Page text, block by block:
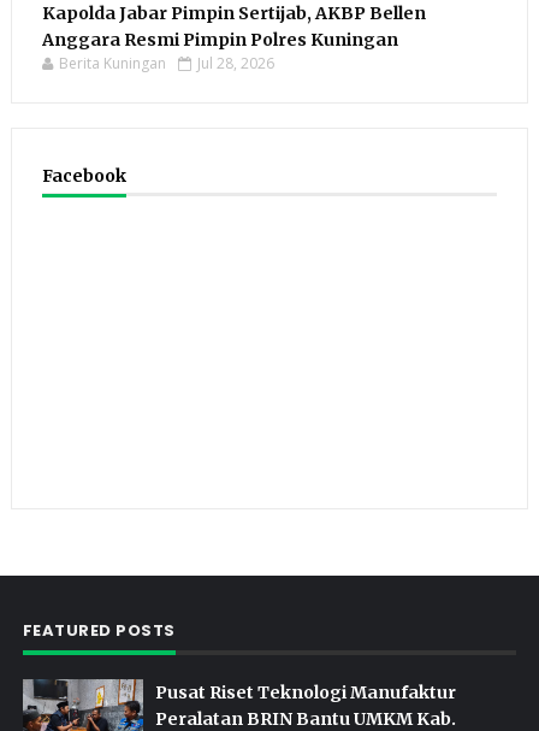
Kapolda Jabar Pimpin Sertijab, AKBP Bellen
Anggara Resmi Pimpin Polres Kuningan
Berita Kuningan Jul 28, 2026
Facebook
FEATURED POSTS
Pusat Riset Teknologi Manufaktur
Peralatan BRIN Bantu UMKM Kab.